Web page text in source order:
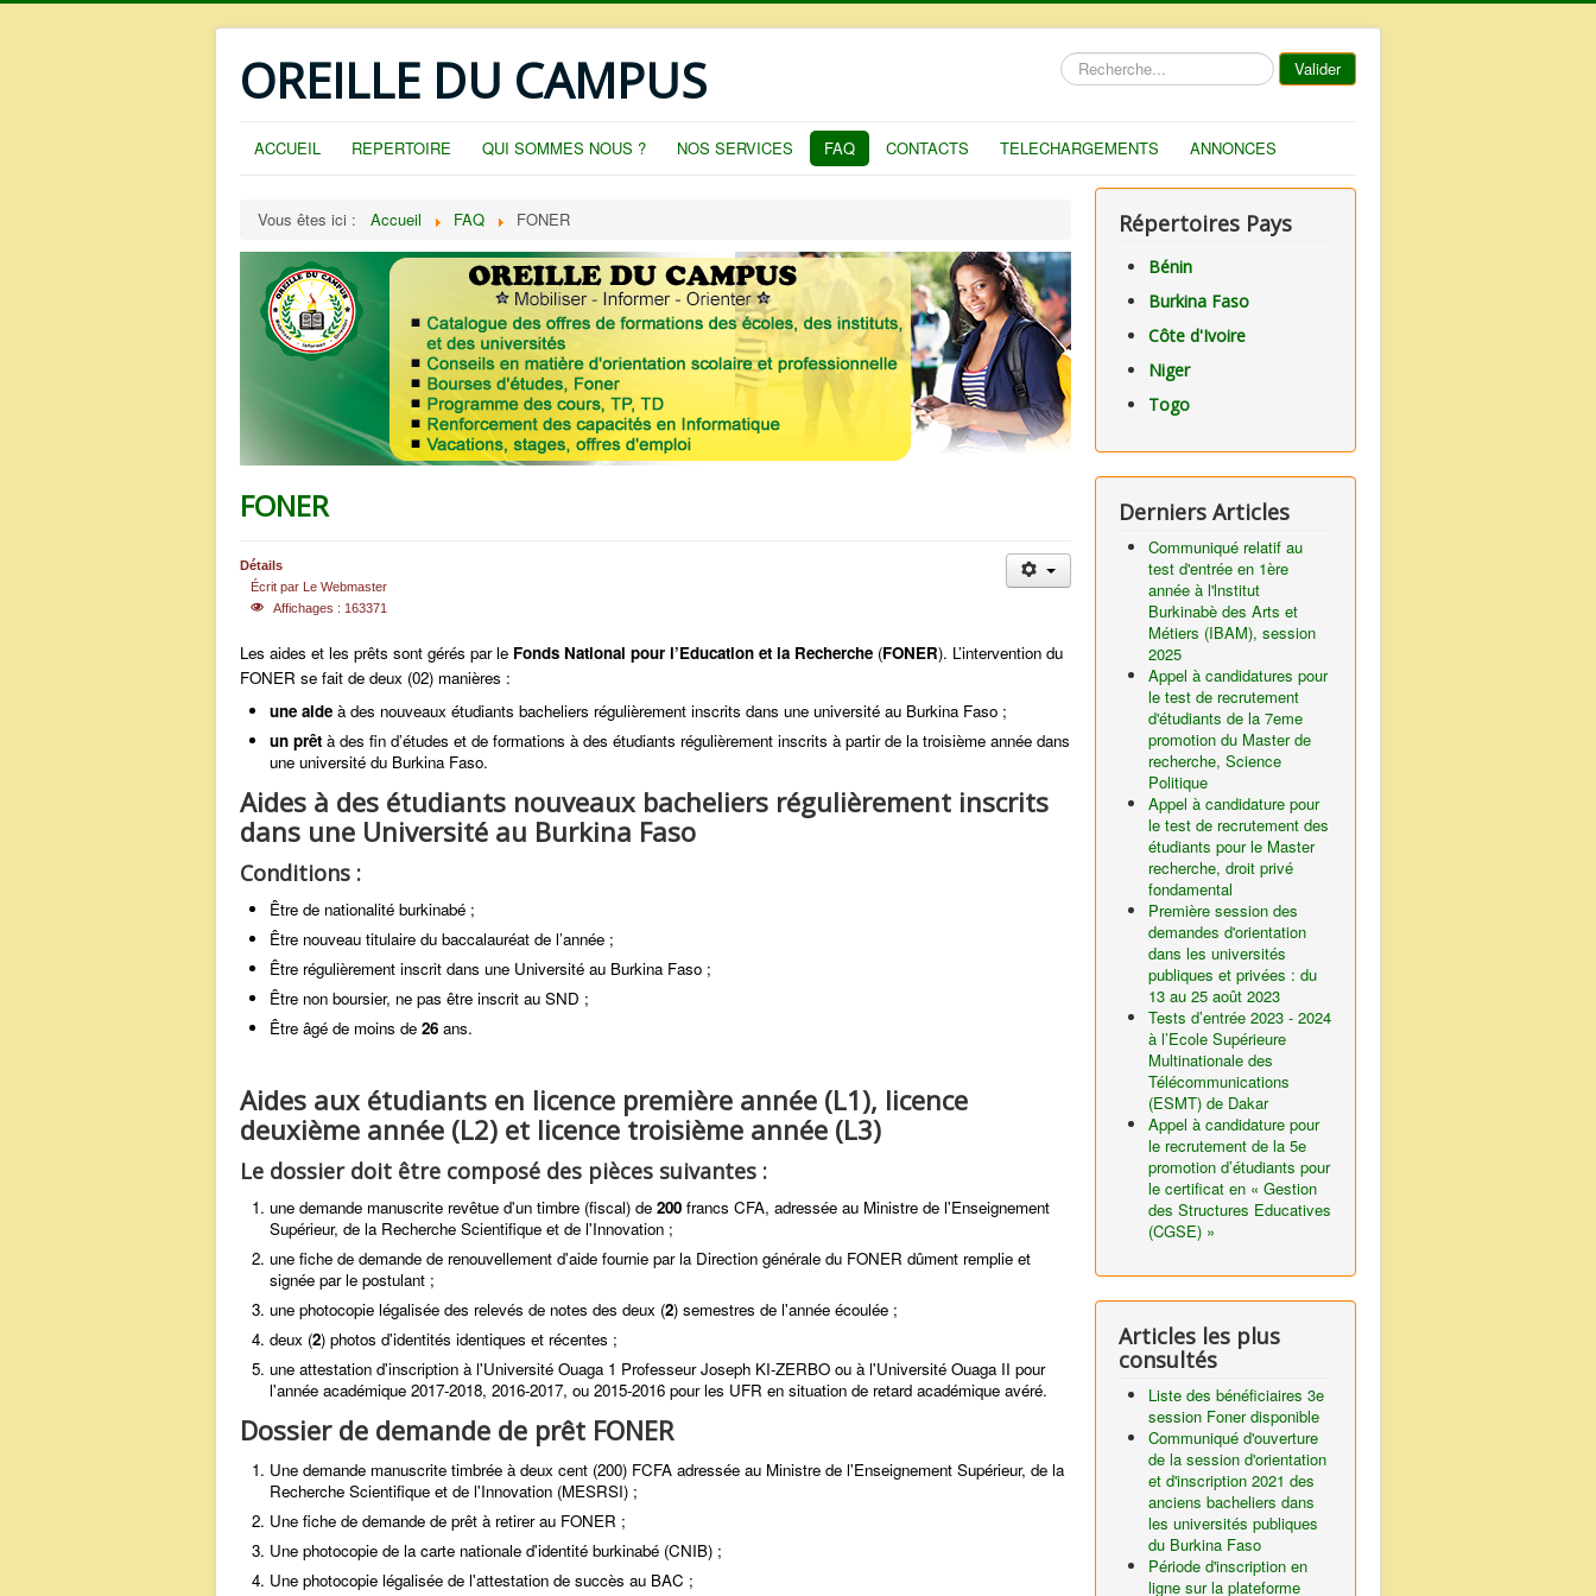
OREILLE DU CAMPUS Rechercher Valider
ACCUEIL REPERTOIRE QUI SOMMES NOUS ? NOS SERVICES FAQ CONTACTS TELECHARGEMENTS ANNONCES
Vous êtes ici : Accueil FAQ FONER
FONER
Détails
Écrit par Le Webmaster
Affichages : 163371
Les aides et les prêts sont gérés par le Fonds National pour l’Education et la Recherche (FONER). L’intervention du
FONER se fait de deux (02) manières :
une aide à des nouveaux étudiants bacheliers régulièrement inscrits dans une université au Burkina Faso ;
un prêt à des fin d’études et de formations à des étudiants régulièrement inscrits à partir de la troisième année dans
une université du Burkina Faso.
Aides à des étudiants nouveaux bacheliers régulièrement inscrits
dans une Université au Burkina Faso
Conditions :
Être de nationalité burkinabé ;
Être nouveau titulaire du baccalauréat de l’année ;
Être régulièrement inscrit dans une Université au Burkina Faso ;
Être non boursier, ne pas être inscrit au SND ;
Être âgé de moins de 26 ans.
Aides aux étudiants en licence première année (L1), licence
deuxième année (L2) et licence troisième année (L3)
Le dossier doit être composé des pièces suivantes :
une demande manuscrite revêtue d'un timbre (fiscal) de 200 francs CFA, adressée au Ministre de l'Enseignement
Supérieur, de la Recherche Scientifique et de l'Innovation ;
une fiche de demande de renouvellement d'aide fournie par la Direction générale du FONER dûment remplie et
signée par le postulant ;
une photocopie légalisée des relevés de notes des deux (2) semestres de l'année écoulée ;
deux (2) photos d'identités identiques et récentes ;
une attestation d'inscription à l'Université Ouaga 1 Professeur Joseph KI-ZERBO ou à l'Université Ouaga II pour
l'année académique 2017-2018, 2016-2017, ou 2015-2016 pour les UFR en situation de retard académique avéré.
Dossier de demande de prêt FONER
Une demande manuscrite timbrée à deux cent (200) FCFA adressée au Ministre de l'Enseignement Supérieur, de la
Recherche Scientifique et de l'Innovation (MESRSI) ;
Une fiche de demande de prêt à retirer au FONER ;
Une photocopie de la carte nationale d'identité burkinabé (CNIB) ;
Une photocopie légalisée de l'attestation de succès au BAC ;
Répertoires Pays
Bénin
Burkina Faso
Côte d'Ivoire
Niger
Togo
Derniers Articles
Communiqué relatif au
test d'entrée en 1ère
année à l'lnstitut
Burkinabè des Arts et
Métiers (IBAM), session
2025
Appel à candidatures pour
le test de recrutement
d'étudiants de la 7eme
promotion du Master de
recherche, Science
Politique
Appel à candidature pour
le test de recrutement des
étudiants pour le Master
recherche, droit privé
fondamental
Première session des
demandes d'orientation
dans les universités
publiques et privées : du
13 au 25 août 2023
Tests d’entrée 2023 - 2024
à l’Ecole Supérieure
Multinationale des
Télécommunications
(ESMT) de Dakar
Appel à candidature pour
le recrutement de la 5e
promotion d’étudiants pour
le certificat en « Gestion
des Structures Educatives
(CGSE) »
Articles les plus
consultés
Liste des bénéficiaires 3e
session Foner disponible
Communiqué d'ouverture
de la session d'orientation
et d'inscription 2021 des
anciens bacheliers dans
les universités publiques
du Burkina Faso
Période d'inscription en
ligne sur la plateforme